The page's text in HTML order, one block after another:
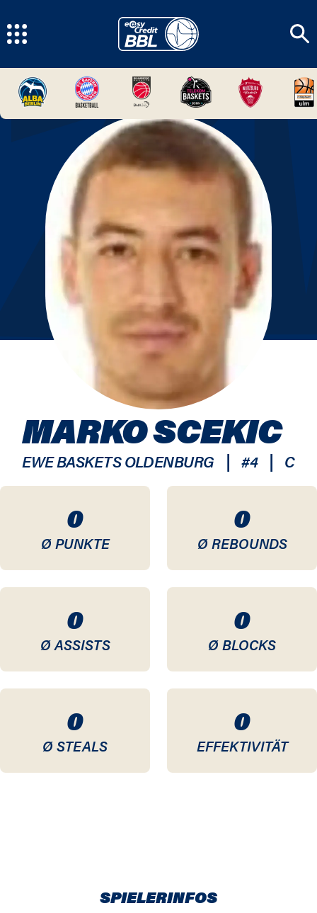
0
Ø PUNKTE
0
Ø REBOUNDS
0
Ø ASSISTS
0
Ø BLOCKS
0
Ø STEALS
0
EFFEKTIVITÄT
MARKO SCEKIC
EWE BASKETS OLDENBURG | #4 | C
SPIELERINFOS